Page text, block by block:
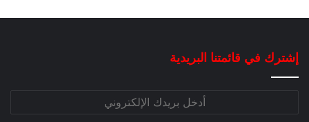
إشترك في قائمتنا البريدية